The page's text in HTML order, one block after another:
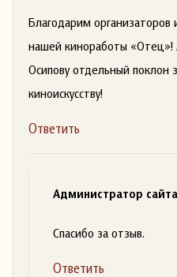
Благодарим
нашей киноработы
Осипову отдельный поклон
киноискусству!
Ответить
Администратор
Спасибо за отзыв.
Ответить